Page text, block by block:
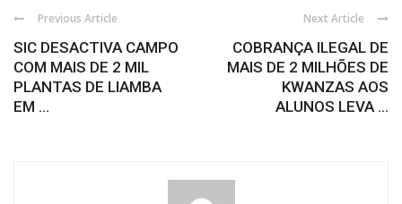
Previous Article
SIC DESACTIVA CAMPO
COM MAIS DE 2 MIL
PLANTAS DE LIAMBA
EM ...
Next Article
COBRANÇA ILEGAL DE
MAIS DE 2 MILHÕES DE
KWANZAS AOS
ALUNOS LEVA ...